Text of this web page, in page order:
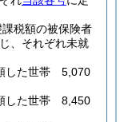
税額の被保険者
、それぞれ未就
した世帯 5,070
した世帯 8,450